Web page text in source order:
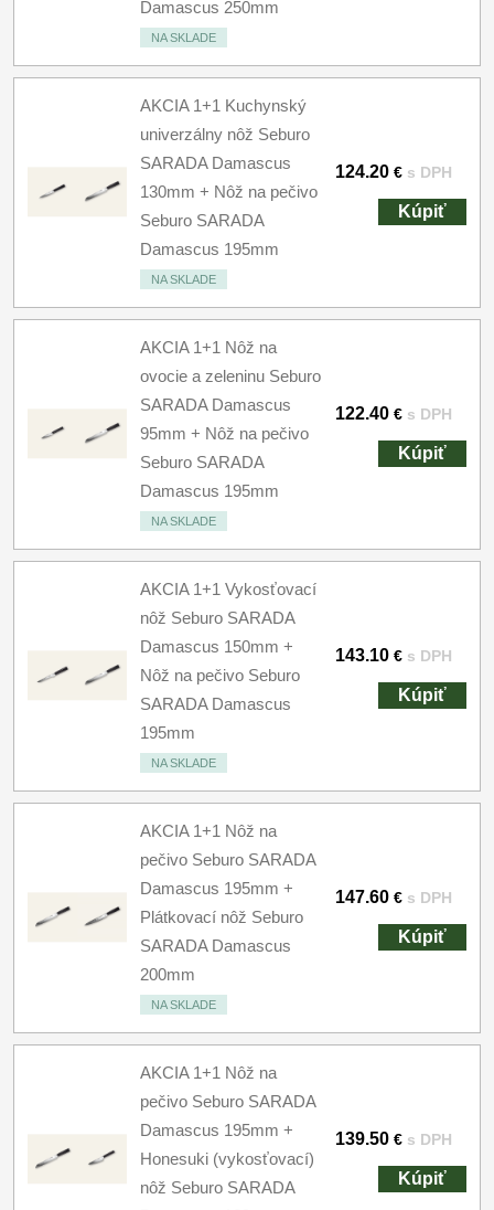
Damascus 250mm
NA SKLADE
AKCIA 1+1 Kuchynský
univerzálny nôž Seburo
SARADA Damascus
130mm + Nôž na pečivo
Seburo SARADA
Damascus 195mm
NA SKLADE
124.20 € s DPH
Kúpiť
AKCIA 1+1 Nôž na
ovocie a zeleninu Seburo
SARADA Damascus
95mm + Nôž na pečivo
Seburo SARADA
Damascus 195mm
NA SKLADE
122.40 € s DPH
Kúpiť
AKCIA 1+1 Vykosťovací
nôž Seburo SARADA
Damascus 150mm +
Nôž na pečivo Seburo
SARADA Damascus
195mm
NA SKLADE
143.10 € s DPH
Kúpiť
AKCIA 1+1 Nôž na
pečivo Seburo SARADA
Damascus 195mm +
Plátkovací nôž Seburo
SARADA Damascus
200mm
NA SKLADE
147.60 € s DPH
Kúpiť
AKCIA 1+1 Nôž na
pečivo Seburo SARADA
Damascus 195mm +
Honesuki (vykosťovací)
nôž Seburo SARADA
139.50 € s DPH
Kúpiť